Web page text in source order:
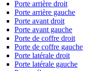
Porte arrière droit
Porte arrière gauche
Porte avant droit
Porte avant gauche
Porte de coffre droit
Porte de coffre gauche
Porte latérale droit
Porte latérale gauche